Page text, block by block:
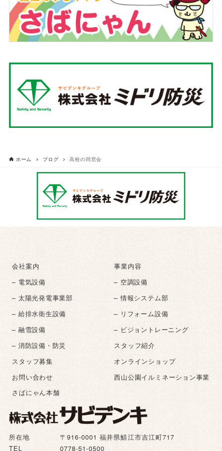
ホーム ブログ 高校の同窓会
所在地
〒916-0001 福井県鯖江市吉江町717
TEL
0778-51-0500
会社案内
事業内容
– 電気設備
– 空調設備
– 太陽光発電事業部
– 情報システム部
– 給排水衛生設備
– リフォーム設備
– 融雪設備
– ビジョントレーニング
– 消防設備・防災
スタッフ紹介
スタッフ募集
オンラインショップ
お問い合わせ
西山公園イルミネーション事業
さばにゃん本舗